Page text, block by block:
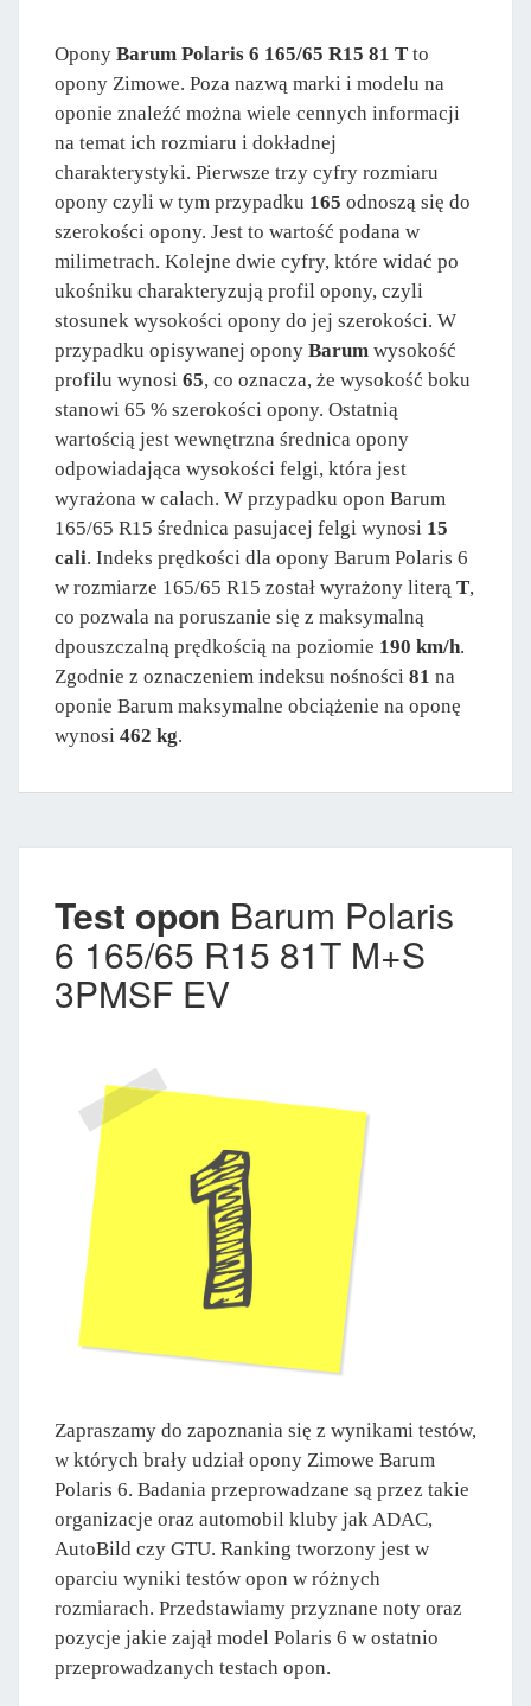
Opony Barum Polaris 6 165/65 R15 81 T to
opony Zimowe. Poza nazwą marki i modelu na
oponie znaleźć można wiele cennych informacji
na temat ich rozmiaru i dokładnej
charakterystyki. Pierwsze trzy cyfry rozmiaru
opony czyli w tym przypadku 165 odnoszą się do
szerokości opony. Jest to wartość podana w
milimetrach. Kolejne dwie cyfry, które widać po
ukośniku charakteryzują profil opony, czyli
stosunek wysokości opony do jej szerokości. W
przypadku opisywanej opony Barum wysokość
profilu wynosi 65, co oznacza, że wysokość boku
stanowi 65 % szerokości opony. Ostatnią
wartością jest wewnętrzna średnica opony
odpowiadająca wysokości felgi, która jest
wyrażona w calach. W przypadku opon Barum
165/65 R15 średnica pasujacej felgi wynosi 15
cali. Indeks prędkości dla opony Barum Polaris 6
w rozmiarze 165/65 R15 został wyrażony literą T,
co pozwala na poruszanie się z maksymalną
dpouszczalną prędkością na poziomie 190 km/h.
Zgodnie z oznaczeniem indeksu nośności 81 na
oponie Barum maksymalne obciążenie na oponę
wynosi 462 kg.
Test opon Barum Polaris
6 165/65 R15 81T M+S
3PMSF EV
Zapraszamy do zapoznania się z wynikami testów,
w których brały udział opony Zimowe Barum
Polaris 6. Badania przeprowadzane są przez takie
organizacje oraz automobil kluby jak ADAC,
AutoBild czy GTU. Ranking tworzony jest w
oparciu wyniki testów opon w różnych
rozmiarach. Przedstawiamy przyznane noty oraz
pozycje jakie zajął model Polaris 6 w ostatnio
przeprowadzanych testach opon.